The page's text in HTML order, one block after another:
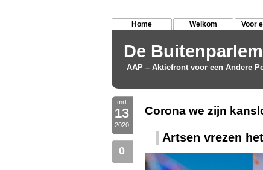
Home Welkom Voor
De
AAP – Aktiefront voor een Andere
mrt
13
2020
0
Corona we zijn
Artsen vrezen